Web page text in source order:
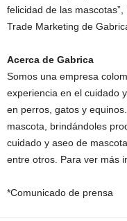
felicidad de las
Trade Marketing de
Acerca de Gabrica
Somos una empresa
experiencia en el cuidado
en perros, gatos y
mascota, brindándoles
cuidado y aseo de
entre otros. Para ver más
*Comunicado de prensa